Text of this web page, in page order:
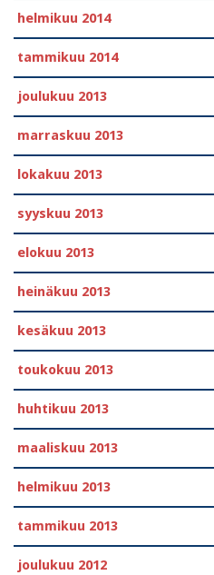
helmikuu 2014
tammikuu 2014
joulukuu 2013
marraskuu 2013
lokakuu 2013
syyskuu 2013
elokuu 2013
heinäkuu 2013
kesäkuu 2013
toukokuu 2013
huhtikuu 2013
maaliskuu 2013
helmikuu 2013
tammikuu 2013
joulukuu 2012